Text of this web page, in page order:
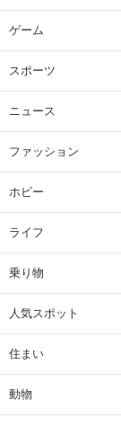
ゲーム
スポーツ
ニュース
ファッション
ホビー
ライフ
乗り物
人気スポット
住まい
動物